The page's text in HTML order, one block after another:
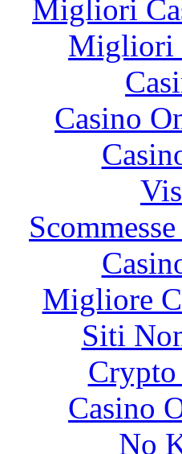
Migliori
Migliori
Casino
Migliore
Siti
Casino
No